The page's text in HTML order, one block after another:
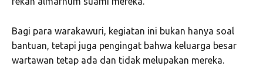
Bagi para warakawuri, kegiatan ini bukan hanya soal
bantuan, tetapi juga pengingat bahwa keluarga besar
wartawan tetap ada dan tidak melupakan mereka.